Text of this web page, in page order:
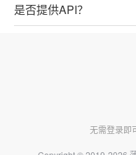
是否提供API？
无需登录即